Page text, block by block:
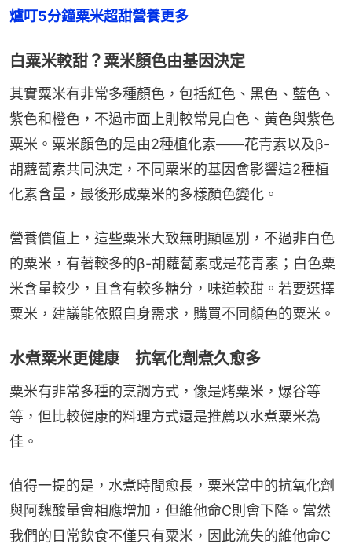
爐叮5分鐘粟米超甜營養更多
白粟米較甜？粟米顏色由基因決定
其實粟米有非常多種顏色，包括紅色、黑色、藍色、
紫色和橙色，不過市面上則較常見白色、黃色與紫色
粟米。粟米顏色的是由2種植化素——花青素以及β-
胡蘿蔔素共同決定，不同粟米的基因會影響這2種植
化素含量，最後形成粟米的多樣顏色變化。
營養價值上，這些粟米大致無明顯區別，不過非白色
的粟米，有著較多的β-胡蘿蔔素或是花青素；白色粟
米含量較少，且含有較多糖分，味道較甜。若要選擇
粟米，建議能依照自身需求，購買不同顏色的粟米。
水煮粟米更健康 抗氧化劑煮久愈多
粟米有非常多種的烹調方式，像是烤粟米，爆谷等
等，但比較健康的料理方式還是推薦以水煮粟米為
佳。
值得一提的是，水煮時間愈長，粟米當中的抗氧化劑
與阿魏酸量會相應增加，但維他命C則會下降。當然
我們的日常飲食不僅只有粟米，因此流失的維他命C